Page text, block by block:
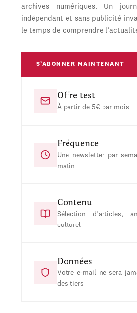
archives numériques. Un
indépendant et sans publicité
le temps de comprendre
S’ABONNER MAINTENANT
Offre test
À partir de 5€ par mois
Fréquence
Une newsletter par
matin
Contenu
Sélection d’articles,
culturel
Données
Votre e-mail ne sera
des tiers